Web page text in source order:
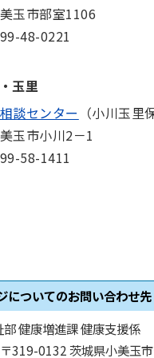
玉市部室1106
48-0221
玉里
談センター （小川玉里
玉市小川2－1
58-1411
についてのお問い合わせ先
健康増進課 健康支援係
〒319-0132 茨城県小美玉